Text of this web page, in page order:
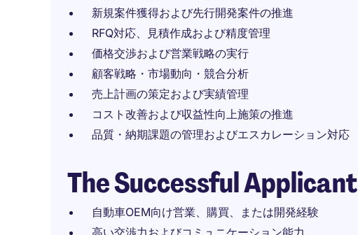
新規案件獲得および先行開発案件の推進
RFQ対応、見積作成および精度管理
価格交渉および営業戦略の実行
顧客戦略・市場動向・競合分析
売上計画の策定および実績管理
コスト改善および収益性向上施策の推進
品質・納期課題の管理およびエスカレーション対応
The Successful Applicant
自動車OEM向け営業、購買、または開発経験
高い交渉力およびコミュニケーション能力